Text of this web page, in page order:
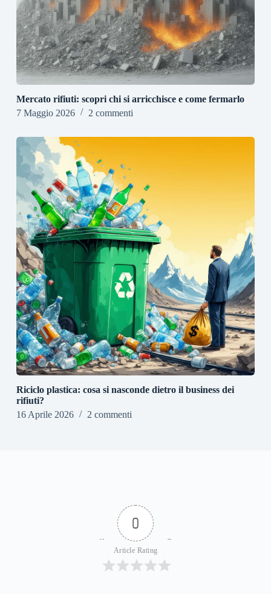
Mercato rifiuti: scopri chi si arricchisce e come fermarlo
7 Maggio 2026
2 commenti
Riciclo plastica: cosa si nasconde dietro il business dei
rifiuti?
16 Aprile 2026
2 commenti
0
Article Rating